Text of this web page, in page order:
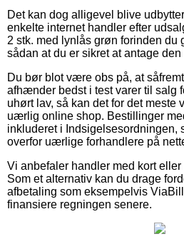
Det kan dog alligevel blive
enkelte internet handler efter
2 stk. med lynlås grøn forinden du
sådan at du er sikret at antage
Du bør blot være obs på, at
afhænder bedst i test varer til salg
uhørt lav, så kan det for det meste
uærlig online shop. Bestillinger
inkluderet i Indsigelsesordningen,
overfor uærlige forhandlere på
Vi anbefaler handler med kort
Som et alternativ kan du drage
afbetaling som eksempelvis
finansiere regningen senere.